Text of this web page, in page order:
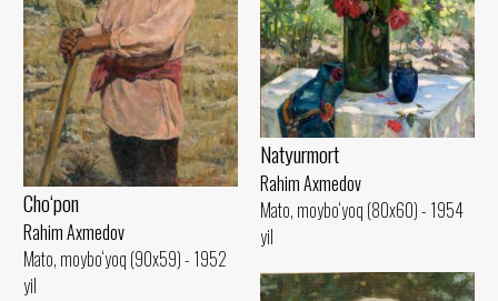
Natyurmort
Rahim Axmedov
Mato, moybo‘yoq (80x60) - 1954
yil
Cho‘pon
Rahim Axmedov
Mato, moybo‘yoq (90x59) - 1952
yil